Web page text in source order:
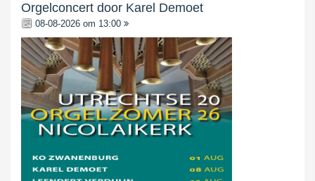
Orgelconcert door Karel Demoet
08-08-2026 om 13:00